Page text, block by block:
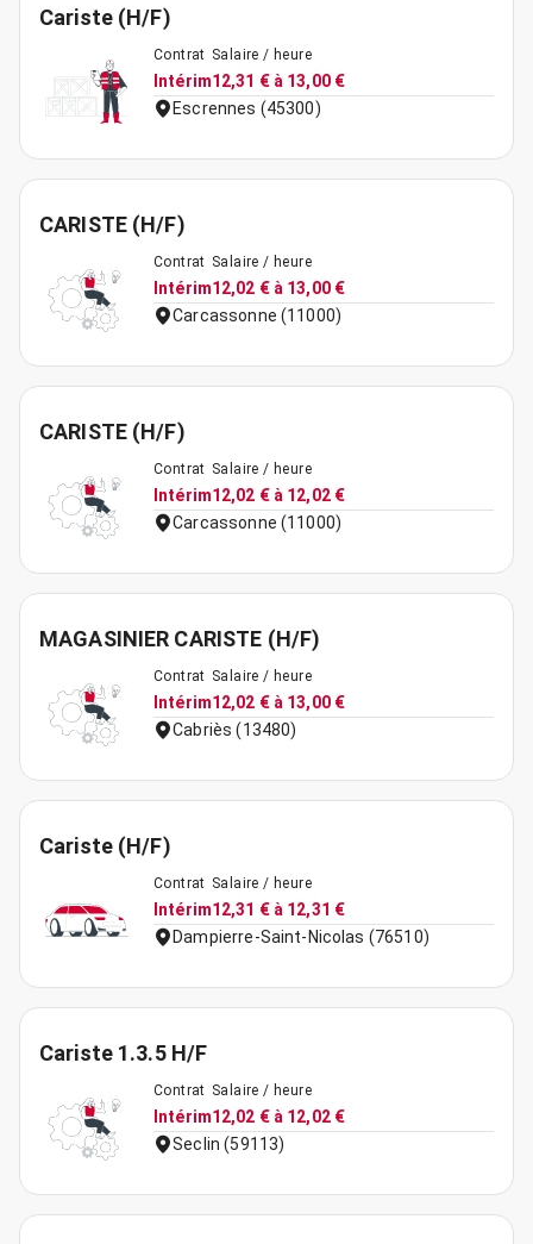
Cariste (H/F)
Contrat
Intérim
Salaire / heure
12,31 € à 13,00 €
Escrennes (45300)
CARISTE (H/F)
Contrat
Intérim
Salaire / heure
12,02 € à 13,00 €
Carcassonne (11000)
CARISTE (H/F)
Contrat
Intérim
Salaire / heure
12,02 € à 12,02 €
Carcassonne (11000)
MAGASINIER CARISTE (H/F)
Contrat
Intérim
Salaire / heure
12,02 € à 13,00 €
Cabriès (13480)
Cariste (H/F)
Contrat
Intérim
Salaire / heure
12,31 € à 12,31 €
Dampierre-Saint-Nicolas (76510)
Cariste 1.3.5 H/F
Contrat
Intérim
Salaire / heure
12,02 € à 12,02 €
Seclin (59113)